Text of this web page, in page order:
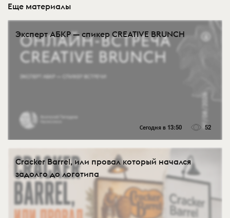
Еще материалы
Эксперт АБКР — спикер CREATIVE BRUNCH
Сегодня в 13:50 52
Cracker Barrel, или провал который начался
задолго до логотипа